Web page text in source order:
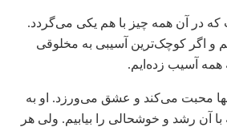
در آن همه چیز با هم یکی می‌گردد.
و اگر کوچک‌ترین آسیبی به مخلوقی
همه آسیب زده‌ایم.
تنها محبت می‌کند و عشق می‌ورزد. او به
با آن رشد و خوشحالی را بیابیم. ولی هر